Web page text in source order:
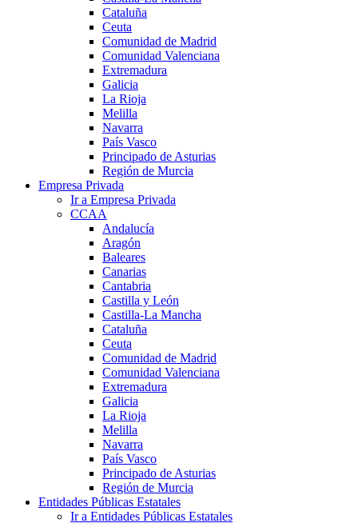
Cataluña
Ceuta
Comunidad de Madrid
Comunidad Valenciana
Extremadura
Galicia
La Rioja
Melilla
Navarra
País Vasco
Principado de Asturias
Región de Murcia
Empresa Privada
Ir a Empresa Privada
CCAA
Andalucía
Aragón
Baleares
Canarias
Cantabria
Castilla y León
Castilla-La Mancha
Cataluña
Ceuta
Comunidad de Madrid
Comunidad Valenciana
Extremadura
Galicia
La Rioja
Melilla
Navarra
País Vasco
Principado de Asturias
Región de Murcia
Entidades Públicas Estatales
Ir a Entidades Públicas Estatales